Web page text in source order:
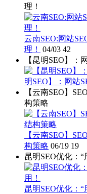
理！
云南SEO:网站
理！
04/03 42
【昆明SEO】：
明SEO】：网站
【云南SEO】
构策略
【云南SEO】
构策略 06/19 19
昆明SEO优化：
昆明SEO优化：